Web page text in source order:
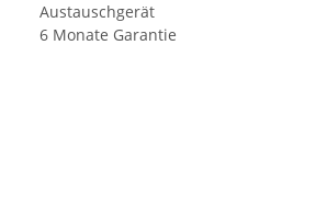
Austauschgerät
6 Monate Garantie